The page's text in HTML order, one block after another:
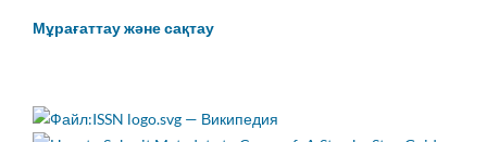
Мұрағаттау және сақтау